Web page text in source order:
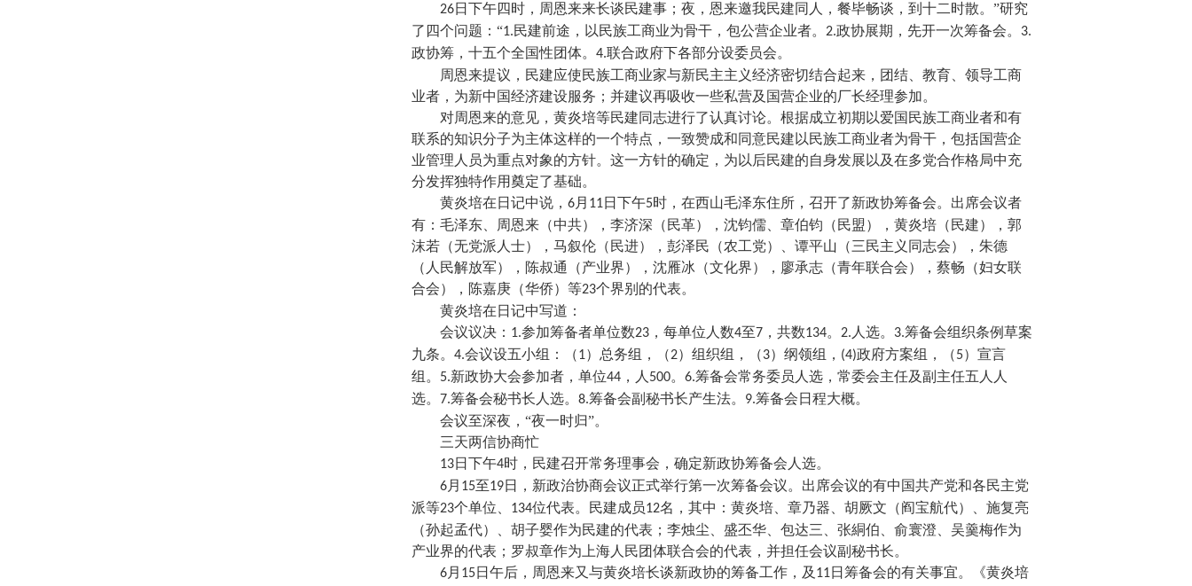
26日下午四时，周恩来来长谈民建事；夜，恩来邀我民建同人，餐毕畅谈，到十二时散。”研究
了四个问题：“1.民建前途，以民族工商业为骨干，包公营企业者。 2.政协展期，先开一次筹备会。 3.
政协筹，十五个全国性团体。 4.联合政府下各部分设委员会。
周恩来提议，民建应使民族工商业家与新民主主义经济密切结合起来，团结、教育、领导工商
业者，为新中国经济建设服务；并建议再吸收一些私营及国营企业的厂长经理参加。
对周恩来的意见，黄炎培等民建同志进行了认真讨论。根据成立初期以爱国民族工商业者和有
联系的知识分子为主体这样的一个特点，一致赞成和同意民建以民族工商业者为骨干，包括国营企
业管理人员为重点对象的方针。这一方针的确定，为以后民建的自身发展以及在多党合作格局中充
分发挥独特作用奠定了基础。
黄炎培在日记中说， 6月 11 日下午5时，在西山毛泽东住所，召开了新政协筹备会。出席会议者
有：毛泽东、周恩来（中共），李济深（民革），沈钧儒、章伯钧（民盟），黄炎培（民建），郭
沫若（无党派人士），马叙伦（民进），彭泽民（农工党）、谭平山（三民主义同志会），朱德
（人民解放军），陈叔通（产业界），沈雁冰（文化界），廖承志（青年联合会），蔡畅（妇女联
合会），陈嘉庚（华侨）等23个界别的代表。
黄炎培在日记中写道：
会议议决： 1.参加筹备者单位数23，每单位人数4至7，共数134。 2. 人选。 3.筹备会组织条例草案
九条。 4.会议设五小组：（1）总务组，（2）组织组，（3）纲领组， (4)政府方案组，（5）宣言
组。
5.新政协大会参加者，单位44，人 500。 6.筹备会常务委员人选，常委会主任及副主任五人人
选。
7.筹备会秘书长人选。 8.筹备会副秘书长产生法。 9.筹备会日程大概。
会议至深夜， “夜一时归”。
三天两信协商忙
13日下午4时，民建召开常务理事会，确定新政协筹备会人选。
6月 15至19日，新政治协商会议正式举行第一次筹备会议。出席会议的有中国共产党和各民主党
派等23个单位、 134位代表。民建成员12名，其中：黄炎培、章乃器、胡厥文（阎宝航代）、施复亮
（孙起孟代）、胡子婴作为民建的代表；李烛尘、盛丕华、包达三、张絧伯、俞寰澄、吴羹梅作为
产业界的代表；罗叔章作为上海人民团体联合会的代表，并担任会议副秘书长。
6月 15日午后，周恩来又与黄炎培长谈新政协的筹备工作，及 11 日筹备会的有关事宜。《黄炎培